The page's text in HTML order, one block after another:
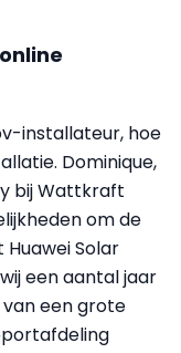
installateur, hoe
Dominique,
bij Wattkraft
om de
Solar
een aantal jaar
een grote